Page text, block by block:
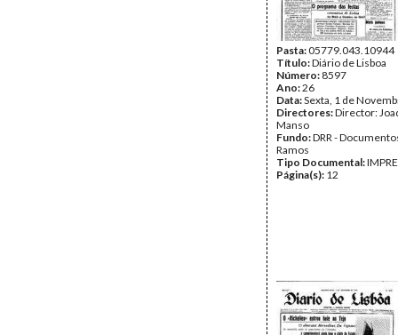
Pasta:05779.043.10944
Título:Diário de Lisboa
Número: 8597
Ano:26
Data:Sexta, 1 de
Directores:Director:
Manso
Fundo:DRR -
Ramos
Tipo Documental:
Página(s): 12